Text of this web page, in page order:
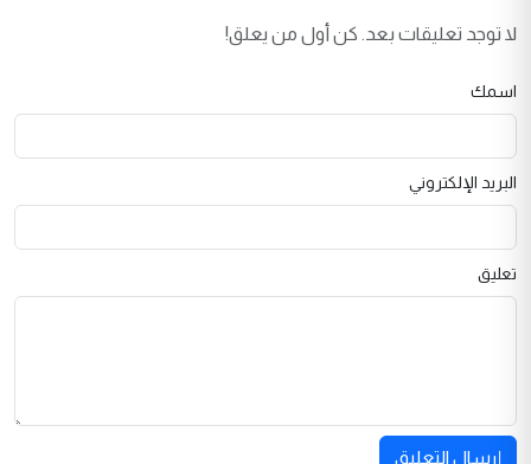
لا توجد تعليقات بعد. كن أول من يعلق!
اسمك
البريد الإلكتروني
تعليق
إرسال التعليق